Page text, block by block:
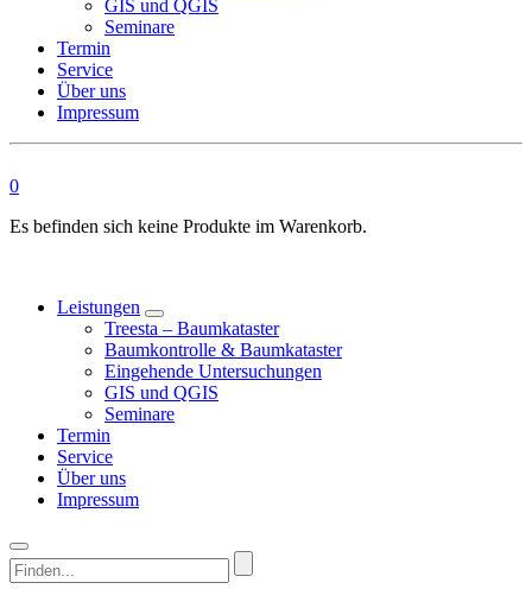
GIS und QGIS
Seminare
Termin
Service
Über uns
Impressum
0
Es befinden sich keine Produkte im Warenkorb.
Leistungen
Treesta – Baumkataster
Baumkontrolle & Baumkataster
Eingehende Untersuchungen
GIS und QGIS
Seminare
Termin
Service
Über uns
Impressum
Finden...